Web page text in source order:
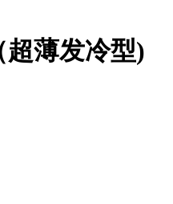
薄发冷型)